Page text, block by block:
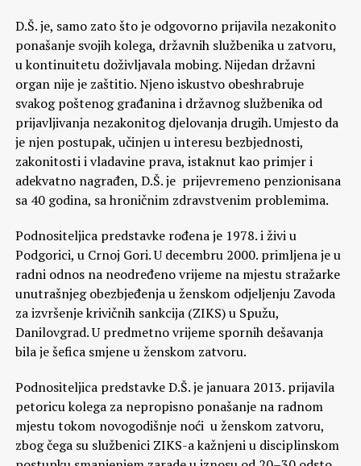
D.Š. je, samo zato što je odgovorno prijavila nezakonito
ponašanje svojih kolega, državnih službenika u zatvoru,
u kontinuitetu doživljavala mobing. Nijedan državni
organ nije je zaštitio. Njeno iskustvo obeshrabruje
svakog poštenog građanina i državnog službenika od
prijavljivanja nezakonitog djelovanja drugih. Umjesto da
je njen postupak, učinjen u interesu bezbjednosti,
zakonitosti i vladavine prava, istaknut kao primjer i
adekvatno nagrađen, D.Š. je prijevremeno penzionisana
sa 40 godina, sa hroničnim zdravstvenim problemima.
Podnositeljica predstavke rođena je 1978. i živi u
Podgorici, u Crnoj Gori. U decembru 2000. primljena je u
radni odnos na neodređeno vrijeme na mjestu stražarke
unutrašnjeg obezbjeđenja u ženskom odjeljenju Zavoda
za izvršenje krivičnih sankcija (ZIKS) u Spužu,
Danilovgrad. U predmetno vrijeme spornih dešavanja
bila je šefica smjene u ženskom zatvoru.
Podnositeljica predstavke D.Š. je januara 2013. prijavila
petoricu kolega za nepropisno ponašanje na radnom
mjestu tokom novogodišnje noći u ženskom zatvoru,
zbog čega su službenici ZIKS-a kažnjeni u disciplinskom